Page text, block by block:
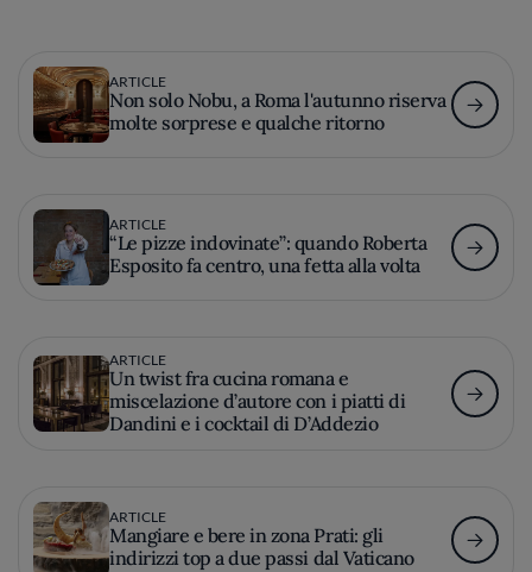
ARTICLE
Non solo Nobu, a Roma l'autunno riserva
molte sorprese e qualche ritorno
ARTICLE
“Le pizze indovinate”: quando Roberta
Esposito fa centro, una fetta alla volta
ARTICLE
Un twist fra cucina romana e
miscelazione d’autore con i piatti di
Dandini e i cocktail di D’Addezio
ARTICLE
Mangiare e bere in zona Prati: gli
indirizzi top a due passi dal Vaticano